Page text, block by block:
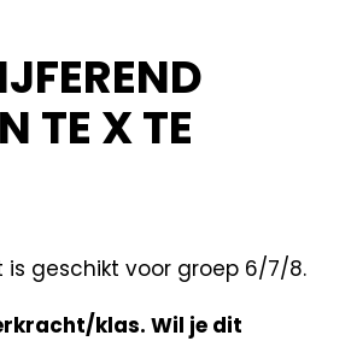
TE X TE
is geschikt voor groep 6/7/8.
klas. Wil je dit